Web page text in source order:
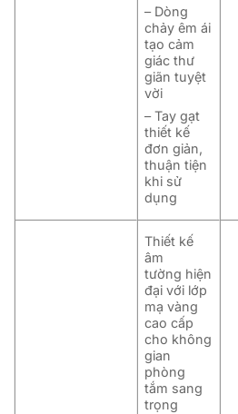
– Dòng
chảy êm ái
tạo cảm
giác thư
giãn tuyệt
vời
– Tay gạt
thiết kế
đơn giản,
thuận tiện
khi sử
dụng
Thiết kế
âm
tường hiện
đại với lớp
mạ vàng
cao cấp
cho không
gian
phòng
tắm sang
trọng